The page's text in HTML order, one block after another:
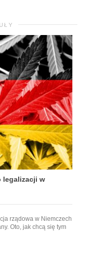
legalizacji w
rządowa w Niemczech
Oto, jak chcą się tym